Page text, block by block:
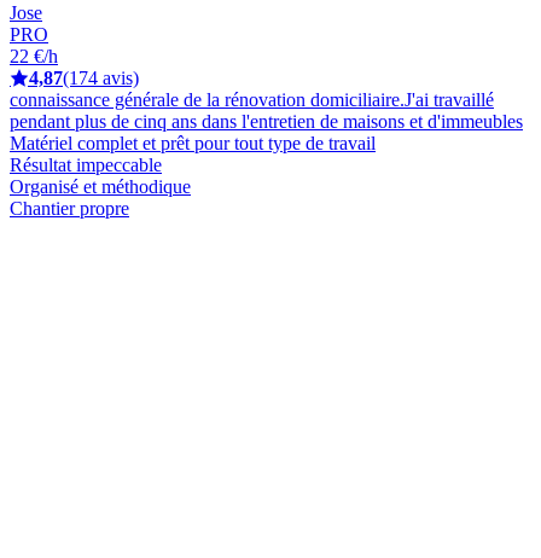
Jose
PRO
22 €/h
4,87(174 avis)
connaissance générale de la rénovation domiciliaire.J'ai travaillé
pendant plus de cinq ans dans l'entretien de maisons et d'immeubles
Matériel complet et prêt pour tout type de travail
Résultat impeccable
Organisé et méthodique
Chantier propre